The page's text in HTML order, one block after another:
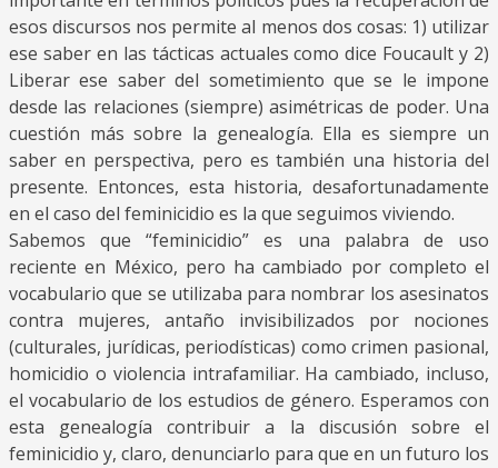
esos discursos nos permite al menos dos cosas: 1) utilizar
ese saber en las tácticas actuales como dice Foucault y 2)
Liberar ese saber del sometimiento que se le impone
desde las relaciones (siempre) asimétricas de poder. Una
cuestión más sobre la genealogía. Ella es siempre un
saber en perspectiva, pero es también una historia del
presente. Entonces, esta historia, desafortunadamente
en el caso del feminicidio es la que seguimos viviendo.
Sabemos que “feminicidio” es una palabra de uso
reciente en México, pero ha cambiado por completo el
vocabulario que se utilizaba para nombrar los asesinatos
contra mujeres, antaño invisibilizados por nociones
(culturales, jurídicas, periodísticas) como crimen pasional,
homicidio o violencia intrafamiliar. Ha cambiado, incluso,
el vocabulario de los estudios de género. Esperamos con
esta genealogía contribuir a la discusión sobre el
feminicidio y, claro, denunciarlo para que en un futuro los